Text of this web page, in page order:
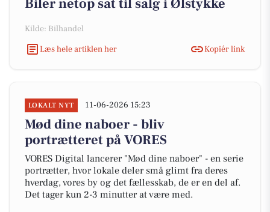
Biler netop sat til salg i Ølstykke
Kilde: Bilhandel
Læs hele artiklen her
Kopiér link
LOKALT NYT 11-06-2026 15:23
Mød dine naboer - bliv
portrætteret på VORES
VORES Digital lancerer "Mød dine naboer" - en serie
portrætter, hvor lokale deler små glimt fra deres
hverdag, vores by og det fællesskab, de er en del af.
Det tager kun 2-3 minutter at være med.